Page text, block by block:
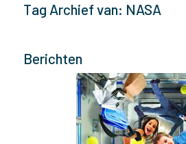
Tag Archief van: NASA
Berichten